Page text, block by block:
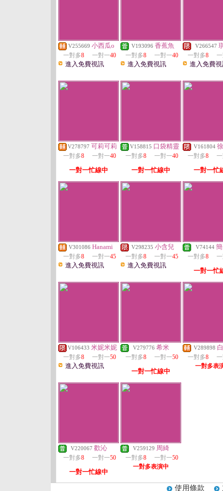
V255669 小西瓜o
一對多8 一對一40
進入免費視訊
V193096 香蕉魚
一對多8 一對一40
進入免費視訊
V266547
一對多8
進入免費
V278797 可莉可莉
一對多8 一對一40
一對一忙線中
V158815 口袋精靈
一對多8 一對一40
一對一忙線中
V161804
一對多8
一對一忙
V301086 Hanami
一對多8 一對一45
進入免費視訊
V298235 小含兒
一對多8 一對一45
進入免費視訊
V74144
一對多8
一對一忙
V106433 米妮米妮
一對多8 一對一50
進入免費視訊
V279776 希米
一對多8 一對一50
一對一忙線中
V289898
一對多8
一對多表
V220067 歡沁
一對多8 一對一50
一對一忙線中
V259129 周綺
一對多8 一對一50
一對多表演中
使用條款